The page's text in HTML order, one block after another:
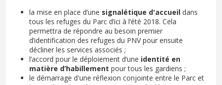
la mise en place d’une signalétique d'accueil dans
tous les refuges du Parc d’ici à l’été 2018. Cela
permettra de répondre au besoin premier
d’identification des refuges du PNV pour ensuite
décliner les services associés ;
l’accord pour le déploiement d’une identité en
matière d’habillement pour tous les gardiens ;
le démarrage d'une réflexion conjointe entre le Parc et